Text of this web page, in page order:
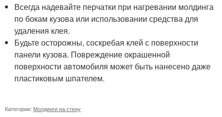
Всегда надевайте перчатки при нагревании молдинга
по бокам кузова или использовании средства для
удаления клея.
Будьте осторожны, соскребая клей с поверхности
панели кузова. Повреждение окрашенной
поверхности автомобиля может быть нанесено даже
пластиковым шпателем.
Категории: Молдинги на стену